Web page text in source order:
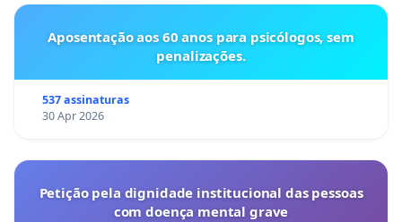
Aposentação aos 60 anos para psicólogos, sem
penalizações.
537 assinaturas
30 Apr 2026
Petição pela dignidade institucional das pessoas
com doença mental grave